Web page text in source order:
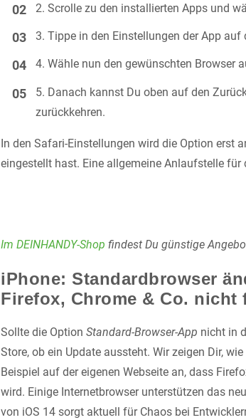
Scrolle zu den installierten Apps und
Tippe in den Einstellungen der App
Wähle nun den gewünschten Browser
Danach kannst Du oben auf den
zurückkehren.
In den Safari-Einstellungen wird die Option erst
eingestellt hast. Eine allgemeine Anlaufstelle
Im DEINHANDY-Shop findest Du günstige
iPhone: Standardbrowser
Firefox, Chrome & Co. nicht
Sollte die Option Standard-Browser-App nicht in
Store, ob ein Update aussteht. Wir zeigen Dir, wie
Beispiel auf der eigenen Webseite an, dass
wird. Einige Internetbrowser unterstützen das
von iOS 14 sorgt aktuell für Chaos bei